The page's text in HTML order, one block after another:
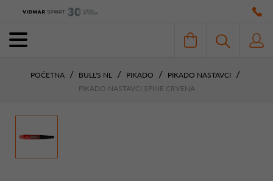
POČETNA BULL'S NL PIKADO
PIKADO NASTAVCI
PIKADO NASTAVCI SPINE CRVENA